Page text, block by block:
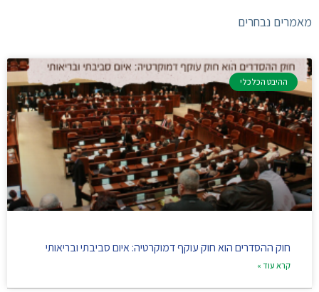
מאמרים נבחרים
ההיבט הכלכלי
חוק ההסדרים הוא חוק עוקף דמוקרטיה: איום סביבתי ובריאותי
קרא עוד »